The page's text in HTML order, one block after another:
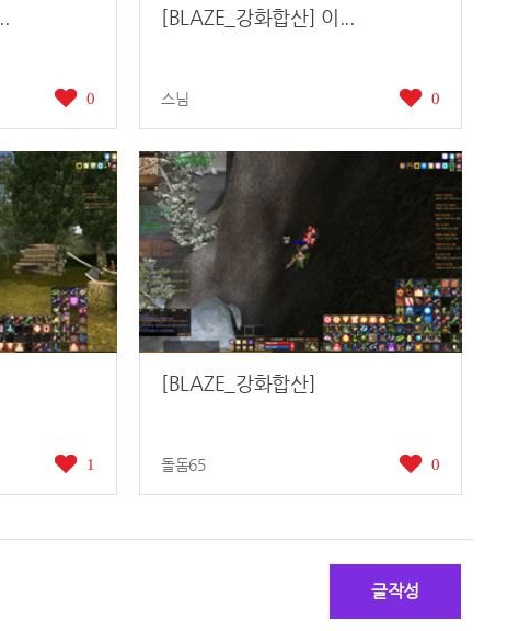
0
[BLAZE_강화합산] 이...
스님 0
1
[BLAZE_강화합산]
돌돔65 0
글작성